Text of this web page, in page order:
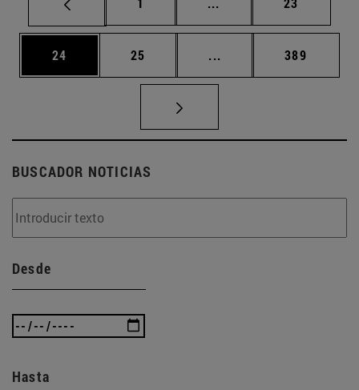
Página
24 Página
25 ... Páginas intermedias
Página
389
BUSCADOR NOTICIAS
Desde
Hasta